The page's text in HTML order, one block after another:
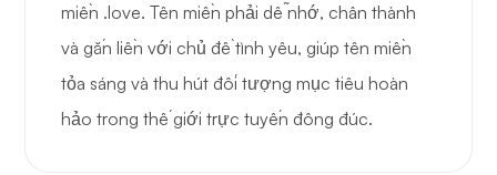
miền .love. Tên miền phải dễ nhớ, chân thành
và gắn liền với chủ đề tình yêu, giúp tên miền
tỏa sáng và thu hút đối tượng mục tiêu hoàn
hảo trong thế giới trực tuyến đông đúc.